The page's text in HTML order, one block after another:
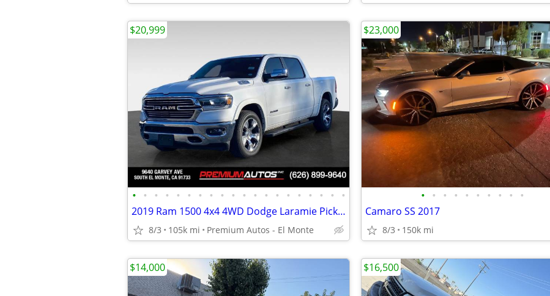
• • • • • • • • • • • • • • • • • • • •
2019 Ram 1500 4x4 4WD Dodge Laramie Pickup truck
8/3 105k mi Premium Autos - El Monte
$20,999
• • • • • • • • • •
Camaro SS 2017
8/3 150k mi
$23,000
$14,000 $16,500